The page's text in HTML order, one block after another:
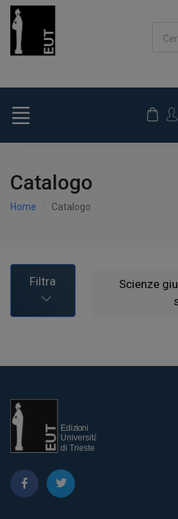
Catalogo
Home Catalogo
Filtra
Scienze